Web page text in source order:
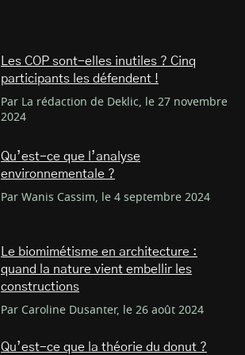
Les COP sont-elles inutiles ? Cinq
participants les défendent !
Par La rédaction de Deklic, le 27 novembre
2024
Qu’est-ce que l’analyse
environnementale ?
Par Wanis Cassim, le 4 septembre 2024
Le biomimétisme en architecture :
quand la nature vient embellir les
constructions
Par Caroline Dusanter, le 26 août 2024
Qu’est-ce que la théorie du donut ?